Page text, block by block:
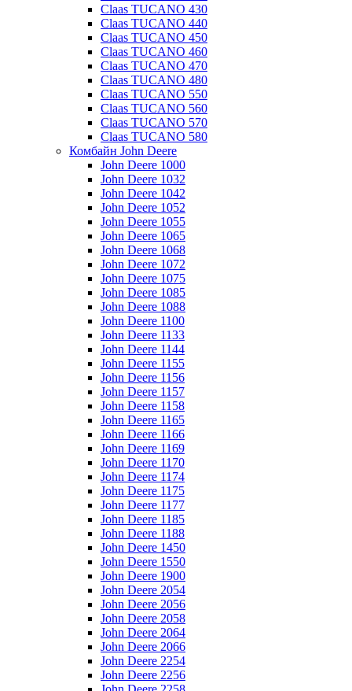
Claas TUCANO 430
Claas TUCANO 440
Claas TUCANO 450
Claas TUCANO 460
Claas TUCANO 470
Claas TUCANO 480
Claas TUCANO 550
Claas TUCANO 560
Claas TUCANO 570
Claas TUCANO 580
Комбайн John Deere
John Deere 1000
John Deere 1032
John Deere 1042
John Deere 1052
John Deere 1055
John Deere 1065
John Deere 1068
John Deere 1072
John Deere 1075
John Deere 1085
John Deere 1088
John Deere 1100
John Deere 1133
John Deere 1144
John Deere 1155
John Deere 1156
John Deere 1157
John Deere 1158
John Deere 1165
John Deere 1166
John Deere 1169
John Deere 1170
John Deere 1174
John Deere 1175
John Deere 1177
John Deere 1185
John Deere 1188
John Deere 1450
John Deere 1550
John Deere 1900
John Deere 2054
John Deere 2056
John Deere 2058
John Deere 2064
John Deere 2066
John Deere 2254
John Deere 2256